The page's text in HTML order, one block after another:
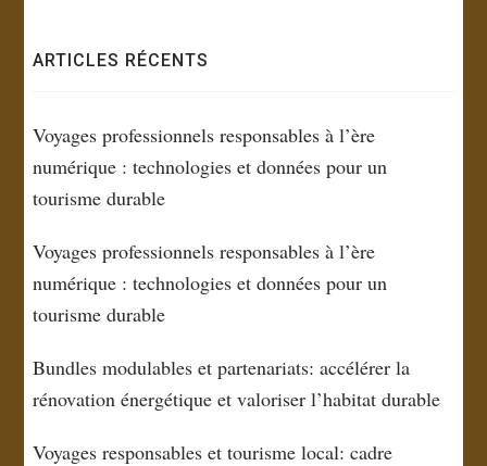
ARTICLES RÉCENTS
Voyages professionnels responsables à l’ère
numérique : technologies et données pour un
tourisme durable
Voyages professionnels responsables à l’ère
numérique : technologies et données pour un
tourisme durable
Bundles modulables et partenariats: accélérer la
rénovation énergétique et valoriser l’habitat durable
Voyages responsables et tourisme local: cadre